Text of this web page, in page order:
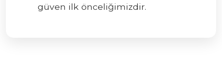
güven ilk önceliğimizdir.